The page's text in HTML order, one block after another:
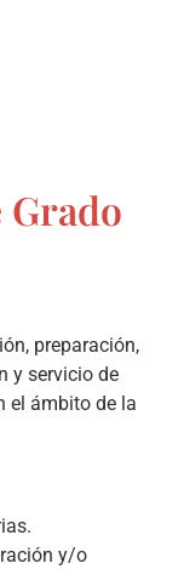
preparación,
y servicio de
el ámbito de la
y/o